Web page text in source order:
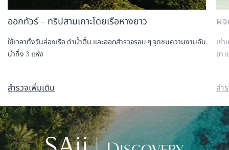
ออกทัวร์ – ทริปสามเกาะโดยเรือหางยาว
ใช้เวลาทั้งวันล่องเรือ ดำน้ำตื้น และออกสำรวจรอบ ๆ จุดชมความงามอัน
น่าทึ่ง 3 แห่ง
สำรวจเพิ่มเติม
ผ
เช่
ยา
สำ